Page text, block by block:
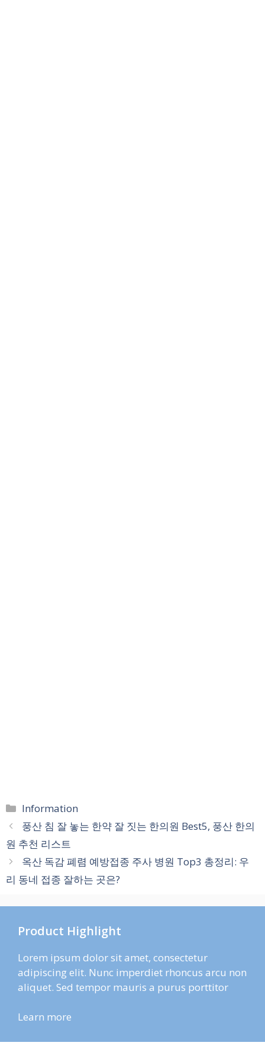
카
테
고
리
Information
풍산 침 잘 놓는 한약 잘 짓는 한의원 Best5, 풍산 한의
원 추천 리스트
옥산 독감 폐렴 예방접종 주사 병원 Top3 총정리: 우
리 동네 접종 잘하는 곳은?
Product Highlight
Lorem ipsum dolor sit amet, consectetur
adipiscing elit. Nunc imperdiet rhoncus arcu non
aliquet. Sed tempor mauris a purus porttitor
Learn more